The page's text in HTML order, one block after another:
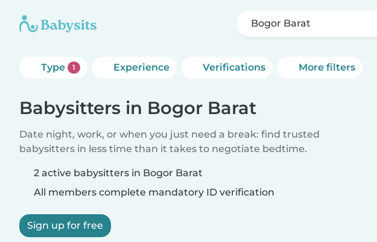
Bogor Barat
Type 1 Experience Verifications More filters
Babysitters in Bogor Barat
Date night, work, or when you just need a break: find trusted
babysitters in less time than it takes to negotiate bedtime.
2 active babysitters in Bogor Barat
All members complete mandatory ID verification
Sign up for free